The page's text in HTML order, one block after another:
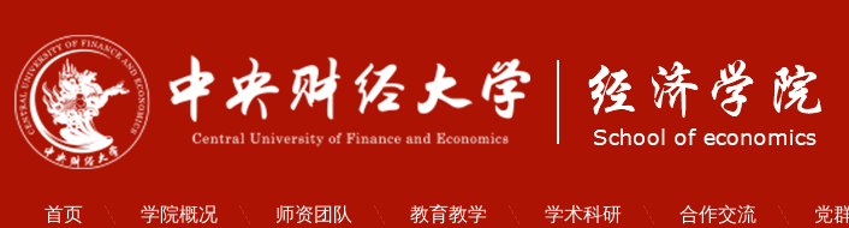
首页 学院概况 师资团队 教育教学 学术科研 合作交流 党